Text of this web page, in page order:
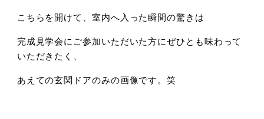
こちらを開けて、室内へ入った瞬間の驚きは
完成見学会にご参加いただいた方にぜひとも味わって
いただきたく、
あえての玄関ドアのみの画像です。笑